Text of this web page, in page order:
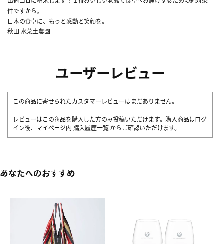
件ですから。
日本の食卓に、もっと感動と笑顔を。
秋田 水菜土農園
ユーザーレビュー
この商品に寄せられたカスタマーレビューはまだありません。
レビューはこの商品を購入した方のみ投稿いただけます。購入商品はログ
イン後、マイページ内 購入履歴一覧 からご確認いただけます。
あなたへのおすすめ